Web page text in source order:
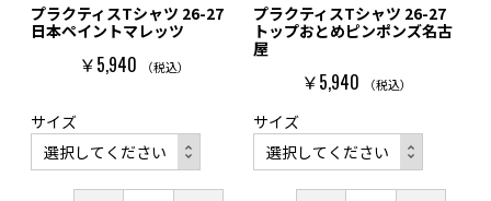
プラクティスTシャツ 26-27
日本ペイントマレッツ
￥5,940 （税込）
サイズ
プラクティスTシャツ 26-27
トップおとめピンポンズ名古
屋
￥5,940 （税込）
サイズ